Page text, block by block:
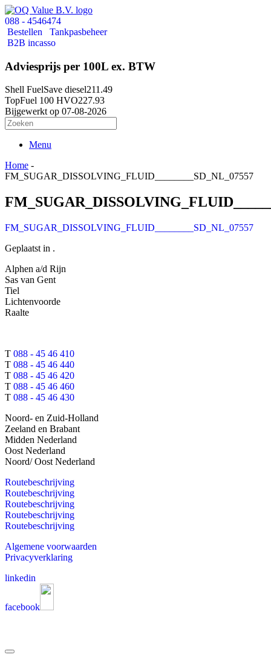
088 - 4546474
Bestellen
Tankpasbeheer
B2B incasso
Adviesprijs per 100L ex. BTW
Shell FuelSave diesel211.49
TopFuel 100 HVO227.93
Bijgewerkt op 07-08-2026
Menu
Home -
FM_SUGAR_DISSOLVING_FLUID________SD_NL_07557
FM_SUGAR_DISSOLVING_FLUID________SD_NL_07557
Geplaatst in .
Alphen a/d Rijn
Sas van Gent
Tiel
Lichtenvoorde
Raalte
T 088 - 45 46 410
T 088 - 45 46 440
T 088 - 45 46 420
T 088 - 45 46 460
T 088 - 45 46 430
Noord- en Zuid-Holland
Zeeland en Brabant
Midden Nederland
Oost Nederland
Noord/ Oost Nederland
Routebeschrijving
Routebeschrijving
Routebeschrijving
Routebeschrijving
Routebeschrijving
Algemene voorwaarden
Privacyverklaring
linkedin
facebook